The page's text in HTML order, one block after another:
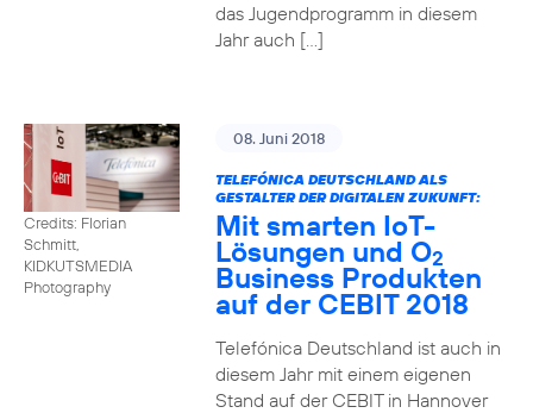
das Jugendprogramm in diesem
Jahr auch […]
Credits: Florian
Schmitt,
KIDKUTSMEDIA
Photography
08. Juni 2018
TELEFÓNICA DEUTSCHLAND ALS
GESTALTER DER DIGITALEN ZUKUNFT:
Mit smarten IoT-
Lösungen und O2
Business Produkten
auf der CEBIT 2018
Telefónica Deutschland ist auch in
diesem Jahr mit einem eigenen
Stand auf der CEBIT in Hannover